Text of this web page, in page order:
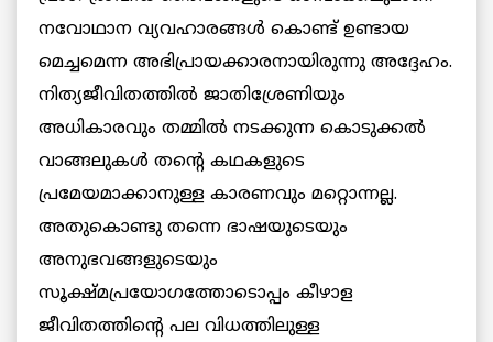
നവോഥാന വ്യവഹാരങ്ങള്‍ കൊണ്ട് ഉണ്ടായ
മെച്ചമെന്ന അഭിപ്രായക്കാരനായിരുന്നു അദ്ദേഹം.
നിത്യജീവിതത്തില്‍ ജാതിശ്രേണിയും
അധികാരവും തമ്മിൽ നടക്കുന്ന കൊടുക്കല്‍
വാങ്ങലുകൾ തന്റെ കഥകളുടെ
പ്രമേയമാക്കാനുള്ള കാരണവും മറ്റൊന്നല്ല.
അതുകൊണ്ടു തന്നെ ഭാഷയുടെയും
അനുഭവങ്ങളുടെയും
സൂക്ഷ്മപ്രയോഗത്തോടൊപ്പം കീഴാള
ജീവിതത്തിന്റെ പല വിധത്തിലുള്ള